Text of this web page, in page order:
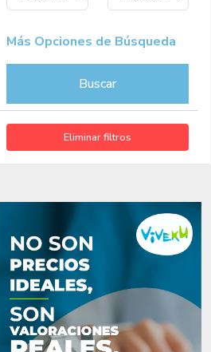
Más Opciones de Búsqueda
Buscar
Eliminar filtros